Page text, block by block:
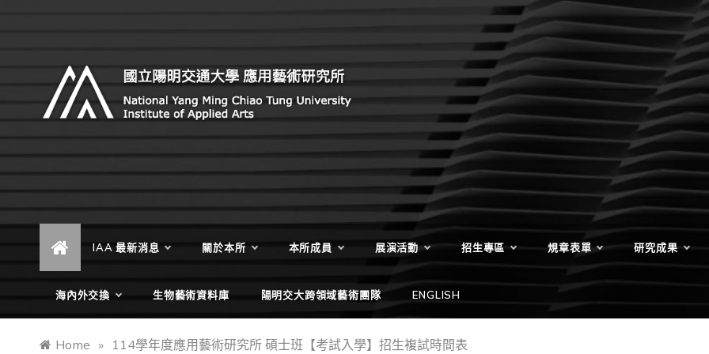
國立陽明交通大學 應用藝術研
究所
Institute of Applied Arts, National Yang Ming Chiao
IAA 最新消息 關於本所 本所成員 展演活動 招生專區 規章表單 研究成果
海內外交換 生物藝術資料庫 陽明交大跨領域藝術團隊 ENGLISH
Home » 114學年度應用藝術研究所 碩士班【考試入學】招生複試時間表